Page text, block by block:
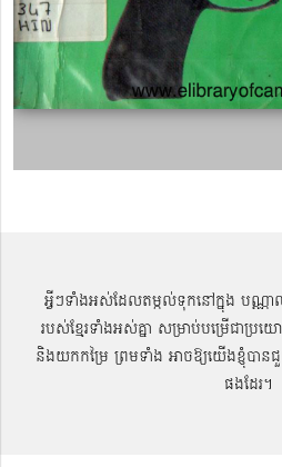
អ្វីៗទាំងអស់ដែលតម្កល់ទុកនៅក្នុង បណ្ណា
របស់ខ្មែរទាំងអស់គ្នា សម្រាប់បម្រើជាប្
និងយកកម្រៃ ព្រមទាំង អាចឱ្យយើងខ្ញុំបា
ផងដែរ។